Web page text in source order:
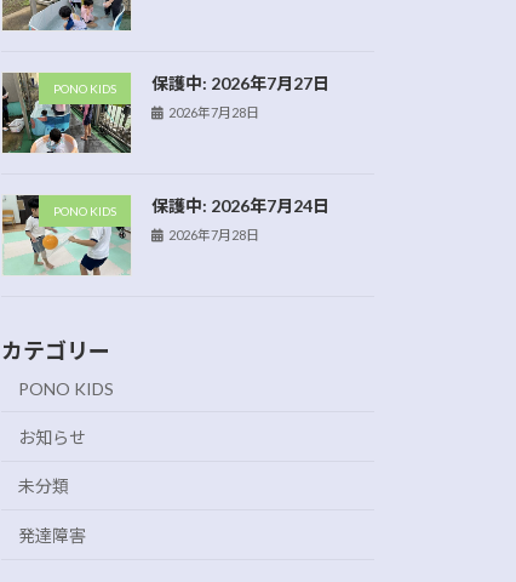
PONO KIDS 保護中: 2026年7月27日
2026年7月28日
PONO KIDS 保護中: 2026年7月24日
2026年7月28日
カテゴリー
PONO KIDS
お知らせ
未分類
発達障害